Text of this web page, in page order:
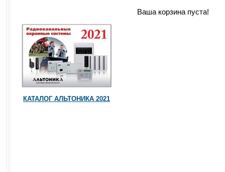
Ваша корзина пуста!
КАТАЛОГ АЛЬТОНИКА 2021